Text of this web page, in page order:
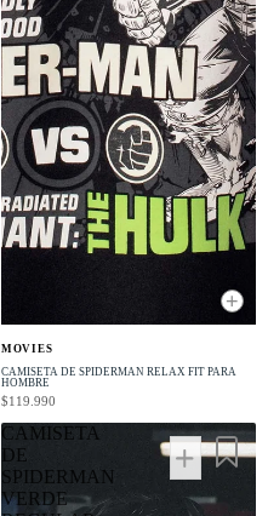
+
MOVIES
CAMISETA DE SPIDERMAN RELAX FIT PARA
HOMBRE
$119.990
CAMISETA
DE
SPIDERMAN
VERDE